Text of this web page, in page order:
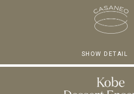
SHOW DETAIL